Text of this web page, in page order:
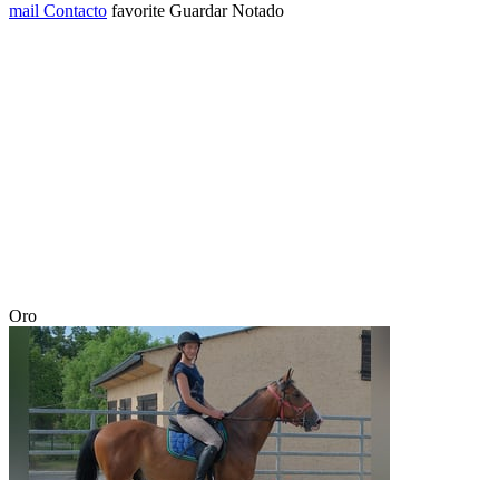
mail Contacto favorite Guardar Notado
Oro